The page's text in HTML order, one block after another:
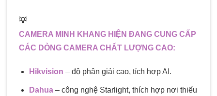
💡
CAMERA MINH KHANG HIỆN ĐANG CUNG CẤP
CÁC DÒNG CAMERA CHẤT LƯỢNG CAO:
Hikvision – độ phân giải cao, tích hợp AI.
Dahua– công nghệ Starlight, thích hợp nơi thiếu